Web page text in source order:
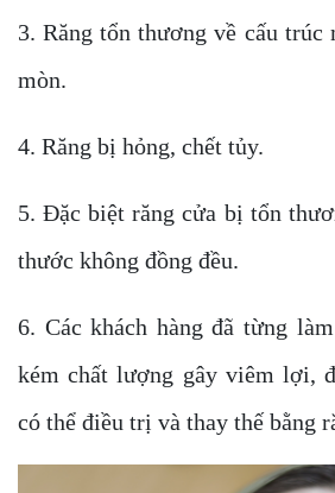
3. Răng tổn thương về cấu trúc
mòn.
4. Răng bị hỏng, chết tủy.
5. Đặc biệt răng cửa bị tổn
thước không đồng đều.
6. Các khách hàng đã từng
kém chất lượng gây viêm lợi,
có thể điều trị và thay thế bằng